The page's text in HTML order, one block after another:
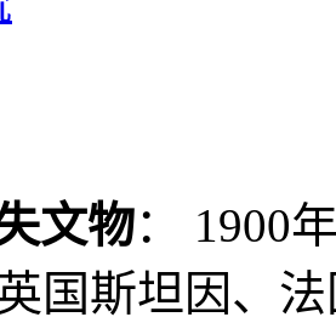
文物： 1900
国斯坦因、